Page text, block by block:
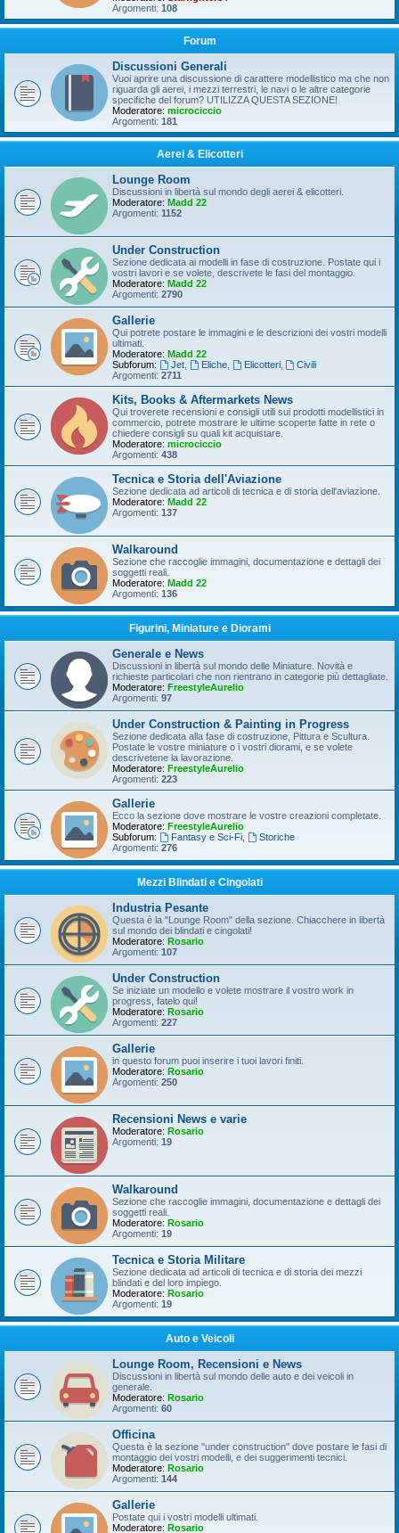
Argomenti: 108
Forum
Discussioni Generali
Vuoi aprire una discussione di carattere modellistico ma che non
riguarda gli aerei, i mezzi terrestri, le navi o le altre categorie
specifiche del forum? UTILIZZA QUESTA SEZIONE!
Moderatore: microciccio
Argomenti: 181
Aerei & Elicotteri
Lounge Room
Discussioni in libertà sul mondo degli aerei & elicotteri.
Moderatore: Madd 22
Argomenti: 1152
Under Construction
Sezione dedicata ai modelli in fase di costruzione. Postate qui i
vostri lavori e se volete, descrivete le fasi del montaggio.
Moderatore: Madd 22
Argomenti: 2790
Gallerie
Qui potrete postare le immagini e le descrizioni dei vostri modelli
ultimati.
Moderatore: Madd 22
Subforum:
Jet, Eliche, Elicotteri,
Civili
Argomenti: 2711
Kits, Books & Aftermarkets News
Qui troverete recensioni e consigli utili sui prodotti modellistici in
commercio, potrete mostrare le ultime scoperte fatte in rete o
chiedere consigli su quali kit acquistare.
Moderatore: microciccio
Argomenti: 438
Tecnica e Storia dell'Aviazione
Sezione dedicata ad articoli di tecnica e di storia dell'aviazione.
Moderatore: Madd 22
Argomenti: 137
Walkaround
Sezione che raccoglie immagini, documentazione e dettagli dei
soggetti reali.
Moderatore: Madd 22
Argomenti: 136
Figurini, Miniature e Diorami
Generale e News
Discussioni in libertà sul mondo delle Miniature. Novità e
richieste particolari che non rientrano in categorie più dettagliate.
Moderatore: FreestyleAurelio
Argomenti: 97
Under Construction & Painting in Progress
Sezione dedicata alla fase di costruzione, Pittura e Scultura.
Postate le vostre miniature o i vostri diorami, e se volete
descrivetene la lavorazione.
Moderatore: FreestyleAurelio
Argomenti: 223
Gallerie
Ecco la sezione dove mostrare le vostre creazioni completate.
Moderatore: FreestyleAurelio
Subforum:
Fantasy e Sci-Fi,
Storiche
Argomenti: 276
Mezzi Blindati e Cingolati
Industria Pesante
Questa è la "Lounge Room" della sezione. Chiacchere in libertà
sul mondo dei blindati e cingolati!
Moderatore: Rosario
Argomenti: 107
Under Construction
Se iniziate un modello e volete mostrare il vostro work in
progress, fatelo qui!
Moderatore: Rosario
Argomenti: 227
Gallerie
in questo forum puoi inserire i tuoi lavori finiti.
Moderatore: Rosario
Argomenti: 250
Recensioni News e varie
Moderatore: Rosario
Argomenti: 19
Walkaround
Sezione che raccoglie immagini, documentazione e dettagli dei
soggetti reali.
Moderatore: Rosario
Argomenti: 19
Tecnica e Storia Militare
Sezione dedicata ad articoli di tecnica e di storia dei mezzi
blindati e del loro impiego.
Moderatore: Rosario
Argomenti: 19
Auto e Veicoli
Lounge Room, Recensioni e News
Discussioni in libertà sul mondo delle auto e dei veicoli in
generale.
Moderatore: Rosario
Argomenti: 60
Officina
Questa è la sezione "under construction" dove postare le fasi di
montaggio dei vostri modelli, e dei suggerimenti tecnici.
Moderatore: Rosario
Argomenti: 144
Gallerie
Postate qui i vostri modelli ultimati.
Moderatore: Rosario